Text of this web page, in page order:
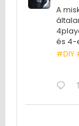
A
és 4-
#DIY